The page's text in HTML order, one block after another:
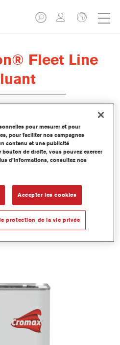
Fleet Line
pour mesurer et pour
pour faciliter nos campagnes
contenu et une publicité
de droite, vous pouvez exercer
d’informations, consultez nos
Accepter les cookies
protection de la vie privée